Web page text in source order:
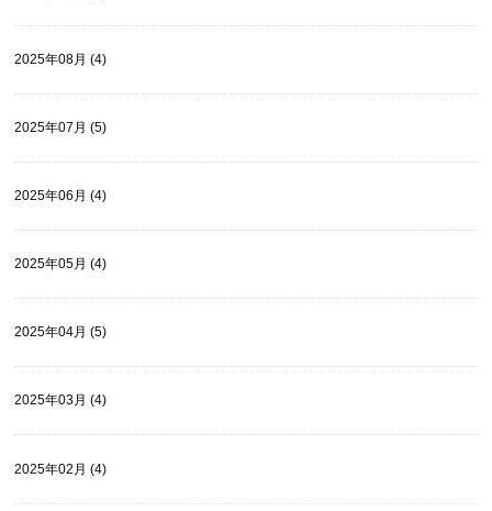
2025年08月 (4)
2025年07月 (5)
2025年06月 (4)
2025年05月 (4)
2025年04月 (5)
2025年03月 (4)
2025年02月 (4)